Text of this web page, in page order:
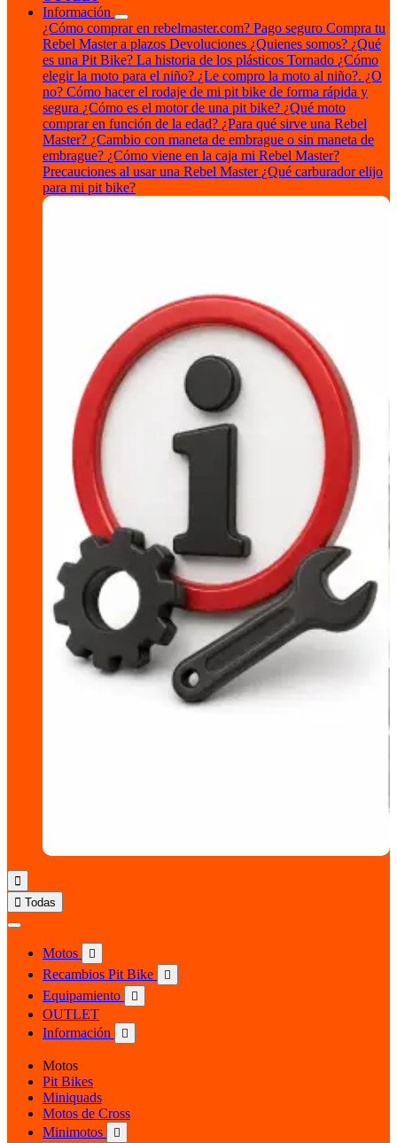
Información
¿Cómo comprar en rebelmaster.com? Pago seguro Compra tu
Rebel Master a plazos Devoluciones ¿Quienes somos? ¿Qué
es una Pit Bike? La historia de los plásticos Tornado ¿Cómo
elegir la moto para el niño? ¿Le compro la moto al niño?. ¿O
no? Cómo hacer el rodaje de mi pit bike de forma rápida y
segura ¿Cómo es el motor de una pit bike? ¿Qué moto
comprar en función de la edad? ¿Para qué sirve una Rebel
Master? ¿Cambio con maneta de embrague o sin maneta de
embrague? ¿Cómo viene en la caja mi Rebel Master?
Precauciones al usar una Rebel Master ¿Qué carburador elijo
para mi pit bike?

 Todas
Motos 
Recambios Pit Bike 
Equipamiento 
OUTLET
Información

Motos
Pit Bikes
Miniquads
Motos de Cross
Minimotos
